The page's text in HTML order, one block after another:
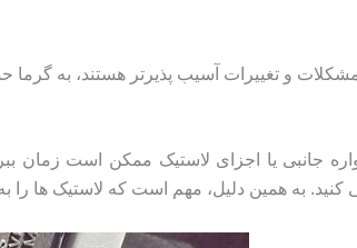
و تغییرات آسیب پذیرتر هستند، به گرما
جانبی یا اجزای لاستیک ممکن است زمان
کنید. به همین دلیل، مهم است که لاستیک ها را